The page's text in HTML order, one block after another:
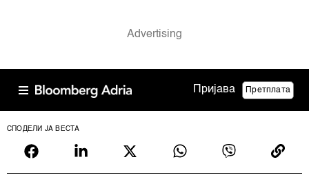
Пријава Претплата
СПОДЕЛИ ЈА ВЕСТА